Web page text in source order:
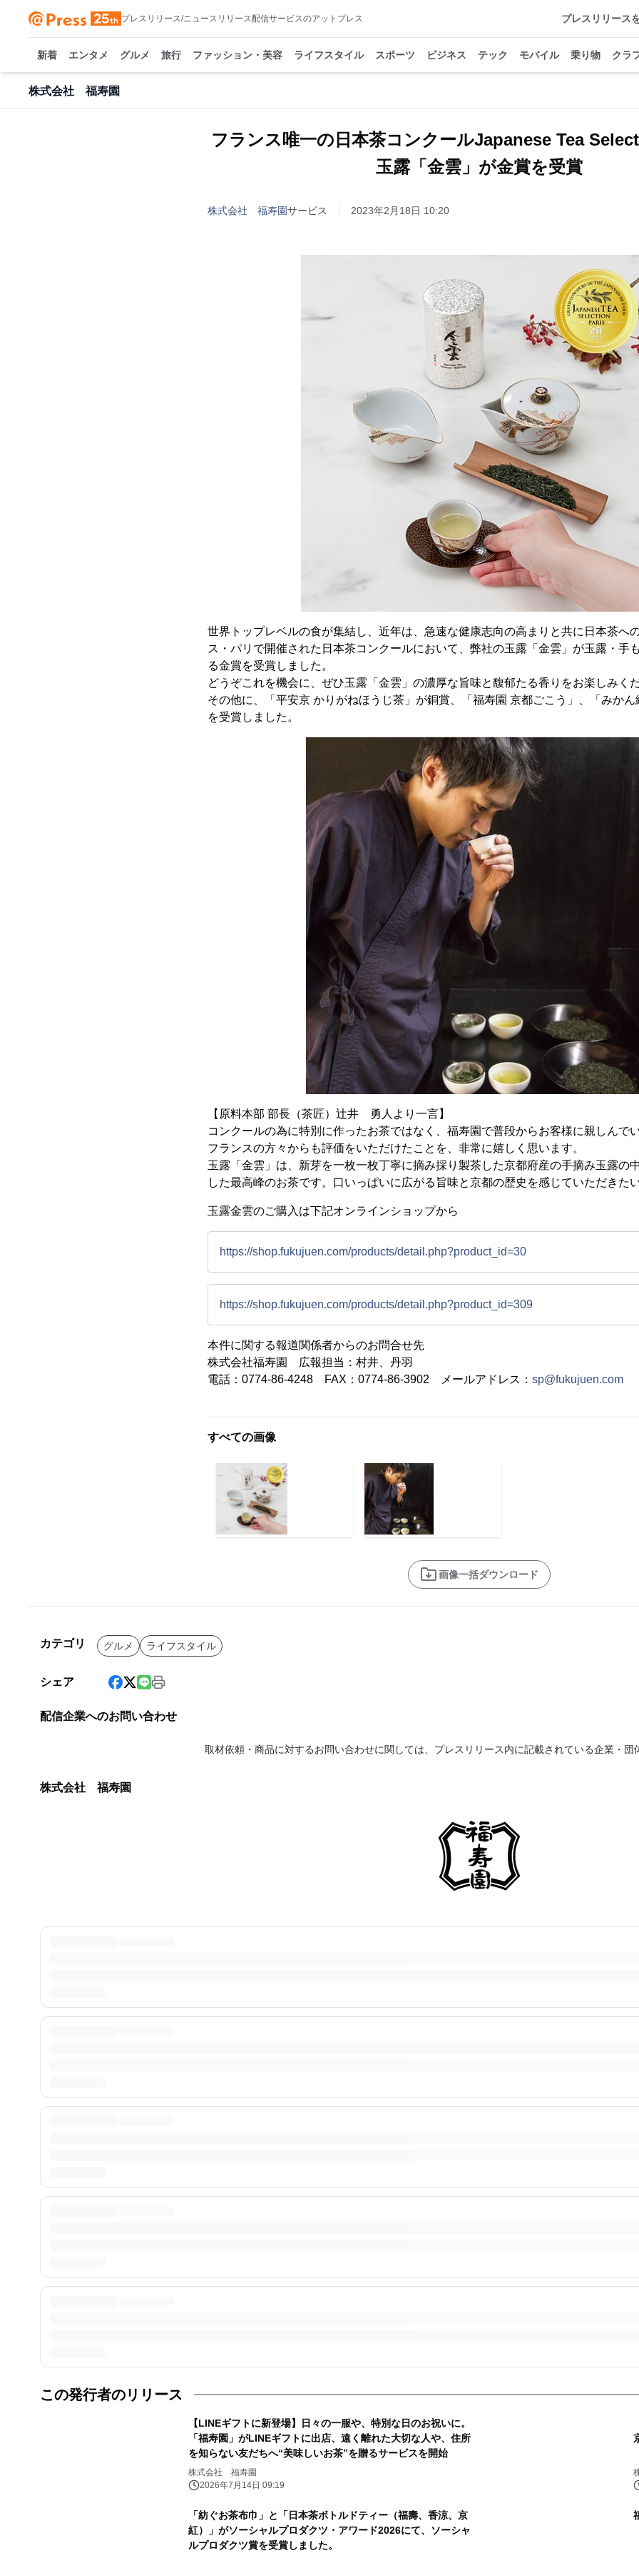
プレスリリース/ニュースリリース配信サービスのアットプレス プレスリリース
新着 エンタメ グルメ 旅行 ファッション・美容 ライフスタイル スポーツ ビジネス テック モバイル 乗り物 クラ
株式会社 福寿園
フランス唯一の日本茶コンクールJapanese Tea
玉露「金雲」が金賞を受賞
株式会社 福寿園サービス 2023年2月18日 10:20
世界トップレベルの食が集結し、近年は、急速な健康志向の高まりと共に日本茶へ
ス・パリで開催された日本茶コンクールにおいて、弊社の玉露「金雲」が玉露・手
る金賞を受賞しました。
どうぞこれを機会に、ぜひ玉露「金雲」の濃厚な旨味と馥郁たる香りをお楽しみく
その他に、「平安京 かりがねほうじ茶」が銅賞、「福寿園 京都ごこう」、「みか
を受賞しました。
【原料本部 部長（茶匠）辻井 勇人より一言】
コンクールの為に特別に作ったお茶ではなく、福寿園で普段からお客様に親しんで
フランスの方々からも評価をいただけたことを、非常に嬉しく思います。
玉露「金雲」は、新芽を一枚一枚丁寧に摘み採り製茶した京都府産の手摘み玉露の
した最高峰のお茶です。口いっぱいに広がる旨味と京都の歴史を感じていただきた
玉露金雲のご購入は下記オンラインショップから
https://shop.fukujuen.com/products/detail.php?product_id=30
https://shop.fukujuen.com/products/detail.php?product_id=309
本件に関する報道関係者からのお問合せ先
株式会社福寿園 広報担当：村井、丹羽
電話：0774-86-4248 FAX：0774-86-3902 メールアドレス： sp@fukujuen.com
すべての画像
画像一括ダウンロード
カテゴリ グルメ ライフスタイル
シェア
配信企業へのお問い合わせ
取材依頼・商品に対するお問い合わせに関しては、プレスリリース内に記載されている企業・団
株式会社 福寿園
この発行者のリリース
【LINEギフトに新登場】日々の一服や、特別な日のお祝いに。
「福寿園」がLINEギフトに出店、遠く離れた大切な人や、住所
を知らない友だちへ“美味しいお茶”を贈るサービスを開始
株式会社 福寿園
2026年7月14日 09:19
「紡ぐお茶布巾」と「日本茶ボトルドティー（福壽、香涼、京
紅）」がソーシャルプロダクツ・アワード2026にて、ソーシャ
ルプロダクツ賞を受賞しました。